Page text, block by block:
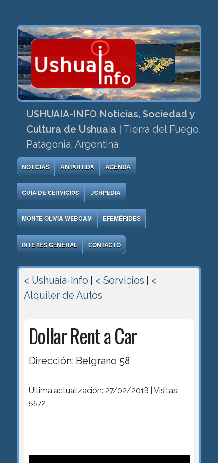
USHUAIA-INFO Noticias, Sociedad y
Cultura de Ushuaia
Tierra del Fuego,
Patagonia, Argentina
NOTICIAS ANTÁRTIDA AGENDA
GUÍA DE SERVICIOS USHPEDIA
MONTE OLIVIA WEBCAM EFEMÉRIDES
INTERÉS GENERAL CONTACTO
< Ushuaia-Info < Servicios
<
Alquiler de Autos
Dollar Rent a Car
Dirección: Belgrano 58
Última actualización: 27/02/2018 | Visitas:
5572